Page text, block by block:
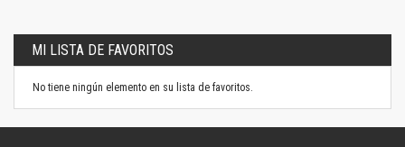
MI LISTA DE FAVORITOS
No tiene ningún elemento en su lista de favoritos.